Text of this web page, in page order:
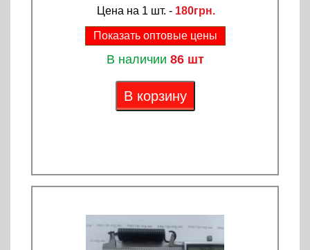
Цена на 1 шт. - 180грн.
Показать оптовые цены
В наличии 86 шт
В корзину